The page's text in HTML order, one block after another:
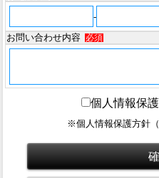
おすす
ブ
会
-
お問い合わせ内容
必須
個人情報保
※個人情報保護方針